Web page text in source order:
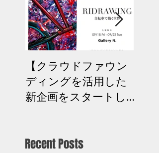
【クラウドファウン
ディングを活用した
新企画をスタートし
Recent Posts